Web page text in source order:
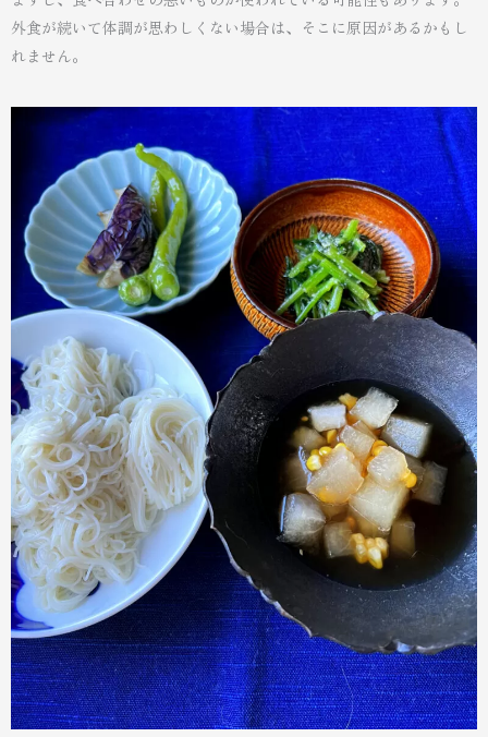
外食が続いて体調が思わしくない場合は、そこに原因があるかもし
れません。